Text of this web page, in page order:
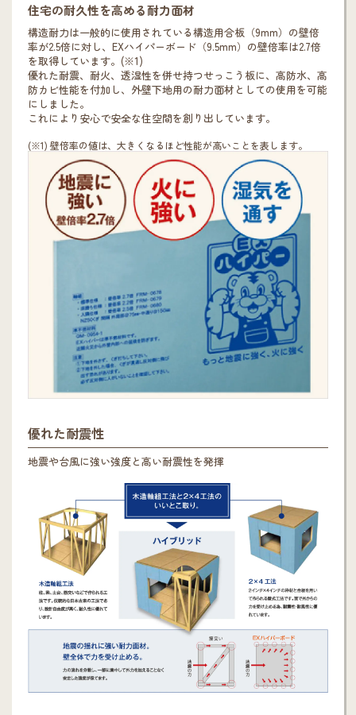
住宅の耐久性を高める耐力面材
構造耐力は一般的に使用されている構造用合板（9mm）の壁倍
率が2.5倍に対し、EXハイパーボード（9.5mm）の壁倍率は2.7倍
を取得しています。(※1)
優れた耐震、耐火、透湿性を併せ持つせっこう板に、高防水、高
防カビ性能を付加し、外壁下地用の耐力面材としての使用を可能
にしました。
これにより安心で安全な住空間を創り出しています。
(※1) 壁倍率の値は、大きくなるほど性能が高いことを表します。
優れた耐震性
地震や台風に強い強度と高い耐震性を発揮